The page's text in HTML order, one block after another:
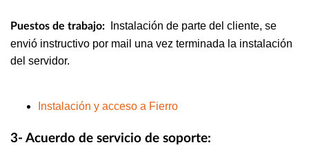
Puestos de trabajo: Instalación de parte del cliente, se
envió instructivo por mail una vez terminada la instalación
del servidor.
Instalación y acceso a Fierro
3- Acuerdo de servicio de soporte: